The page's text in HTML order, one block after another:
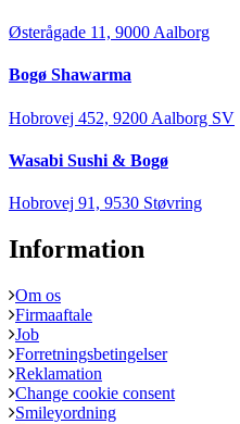
Østerågade 11, 9000 Aalborg
Bogø Shawarma
Hobrovej 452, 9200 Aalborg SV
Wasabi Sushi & Bogø
Hobrovej 91, 9530 Støvring
Information
Om os
Firmaaftale
Job
Forretningsbetingelser
Reklamation
Change cookie consent
Smileyordning